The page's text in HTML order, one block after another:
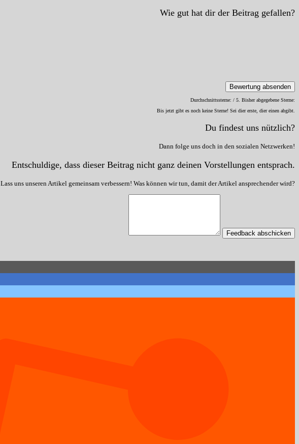
Wie gut hat dir der Beitrag gefallen?
Bewertung absenden
Durchschnittssterne: / 5. Bisher abgegebene Sterne:
Bis jetzt gibt es noch keine Sterne! Sei dier erste, dier einen abgibt.
Du findest uns nützlich?
Dann folge uns doch in den sozialen Netzwerken!
Entschuldige, dass dieser Beitrag nicht ganz deinen Vorstellungen entsprach.
Lass uns unseren Artikel gemeinsam verbessern! Was können wir tun, damit der Artikel ansprechender wird?
Feedback abschicken